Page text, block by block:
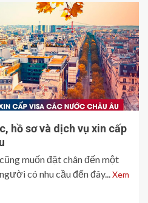
hồ sơ và dịch vụ xin cấp
muốn đặt chân đến một
có nhu cầu đến đây...Xem